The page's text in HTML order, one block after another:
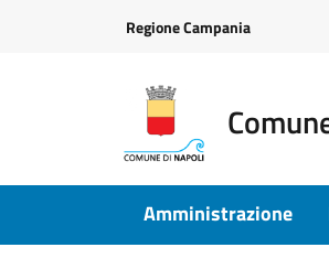
Regione Campania
Amministrazione